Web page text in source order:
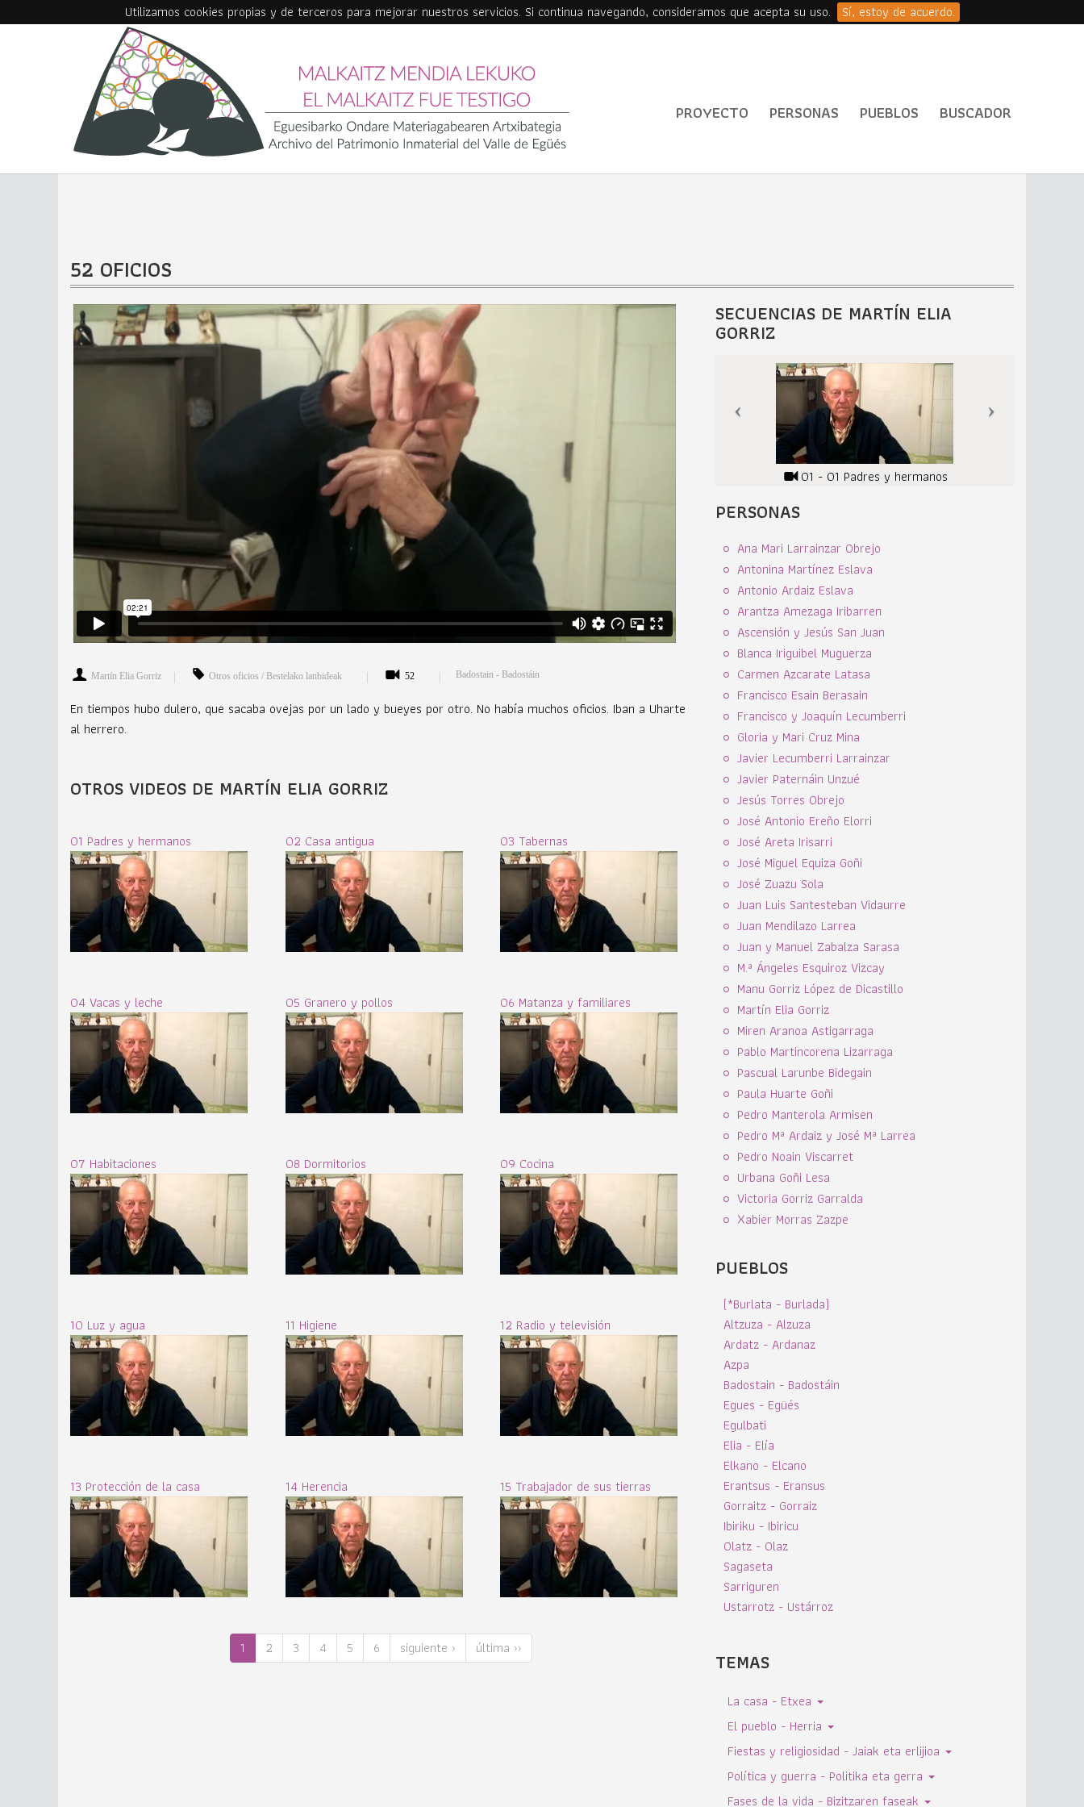
Utilizamos cookies propias y de terceros para mejorar nuestros servicios. Si continua navegando, consideramos que acepta su uso.
Sí, estoy de acuerdo.
PROYECTO PERSONAS PUEBLOS BUSCADOR
52 OFICIOS
Martín Elia Gorriz Otros oficios / Bestelako lanbideak 52 Badostain - Badostáin
En tiempos hubo dulero, que sacaba ovejas por un lado y bueyes por otro. No había muchos oficios. Iban a Uharte
al herrero.
OTROS VIDEOS DE MARTÍN ELIA GORRIZ
01 Padres y hermanos 02 Casa antigua 03 Tabernas
04 Vacas y leche 05 Granero y pollos 06 Matanza y familiares
07 Habitaciones 08 Dormitorios 09 Cocina
10 Luz y agua 11 Higiene 12 Radio y televisión
13 Protección de la casa 14 Herencia 15 Trabajador de sus tierras
1 2 3 4 5 6 siguiente › última ››
SECUENCIAS DE MARTÍN ELIA
GORRIZ
01 - 01 Padres y hermanos
PERSONAS
Ana Mari Larrainzar Obrejo
Antonina Martínez Eslava
Antonio Ardaiz Eslava
Arantza Amezaga Iribarren
Ascensión y Jesús San Juan
Blanca Iriguibel Muguerza
Carmen Azcarate Latasa
Francisco Esain Berasain
Francisco y Joaquín Lecumberri
Gloria y Mari Cruz Mina
Javier Lecumberri Larrainzar
Javier Paternáin Unzué
Jesús Torres Obrejo
José Antonio Ereño Elorri
José Areta Irisarri
José Miguel Equiza Goñi
José Zuazu Sola
Juan Luis Santesteban Vidaurre
Juan Mendilazo Larrea
Juan y Manuel Zabalza Sarasa
M.ª Ángeles Esquiroz Vizcay
Manu Gorriz López de Dicastillo
Martín Elia Gorriz
Miren Aranoa Astigarraga
Pablo Martincorena Lizarraga
Pascual Larunbe Bidegain
Paula Huarte Goñi
Pedro Manterola Armisen
Pedro Mª Ardaiz y José Mª Larrea
Pedro Noain Viscarret
Urbana Goñi Lesa
Victoria Gorriz Garralda
Xabier Morras Zazpe
PUEBLOS
(*Burlata - Burlada)
Altzuza - Alzuza
Ardatz - Ardanaz
Azpa
Badostain - Badostáin
Egues - Egüés
Egulbati
Elia - Elía
Elkano - Elcano
Erantsus - Eransus
Gorraitz - Gorraiz
Ibiriku - Ibiricu
Olatz - Olaz
Sagaseta
Sarriguren
Ustarrotz - Ustárroz
TEMAS
La casa - Etxea
El pueblo - Herria
Fiestas y religiosidad - Jaiak eta erlijioa
Política y guerra - Politika eta gerra
Fases de la vida - Bizitzaren faseak